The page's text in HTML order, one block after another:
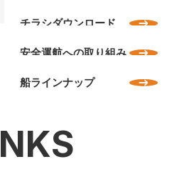
チラシダウンロード
安全運航への取り組み
船ラインナップ